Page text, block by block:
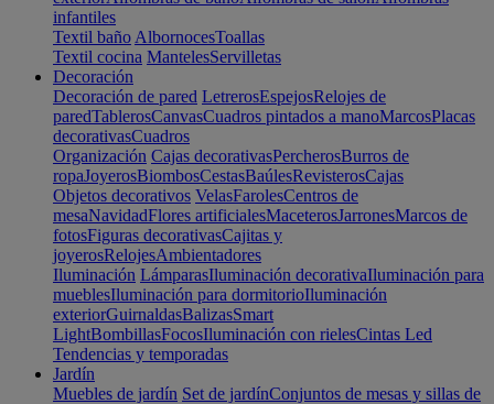
infantiles
Textil baño AlbornocesToallas
Textil cocina MantelesServilletas
Decoración
Decoración de pared LetrerosEspejosRelojes de
paredTablerosCanvasCuadros pintados a manoMarcosPlacas
decorativasCuadros
Organización Cajas decorativasPercherosBurros de
ropaJoyerosBiombosCestasBaúlesRevisterosCajas
Objetos decorativos VelasFarolesCentros de
mesaNavidadFlores artificialesMaceterosJarronesMarcos de
fotosFiguras decorativasCajitas y
joyerosRelojesAmbientadores
Iluminación LámparasIluminación decorativaIluminación para
mueblesIluminación para dormitorioIluminación
exteriorGuirnaldasBalizasSmart
LightBombillasFocosIluminación con rielesCintas Led
Tendencias y temporadas
Jardín
Muebles de jardín Set de jardínConjuntos de mesas y sillas de